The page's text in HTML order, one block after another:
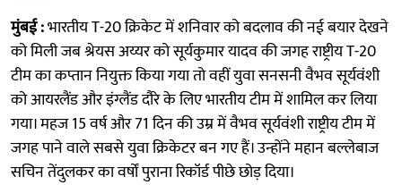
मुंबई :भारतीय T-20 क्रिकेट में शनिवार को बदलाव की नई बयार देखने
को मिली जब श्रेयस अय्यर को सूर्यकुमार यादव की जगह राष्ट्रीय T-20
टीम का कप्तान नियुक्त किया गया तो वहीं युवा सनसनी वैभव सूर्यवंशी
को आयरलैंड और इंग्लैंड दौरे के लिए भारतीय टीम में शामिल कर लिया
गया। महज 15 वर्ष और 71 दिन की उम्र में वैभव सूर्यवंशी राष्ट्रीय टीम में
जगह पाने वाले सबसे युवा क्रिकेटर बन गए हैं। उन्होंने महान बल्लेबाज
सचिन तेंदुलकर का वर्षों पुराना रिकॉर्ड पीछे छोड़ दिया।